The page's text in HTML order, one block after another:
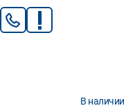
В наличии